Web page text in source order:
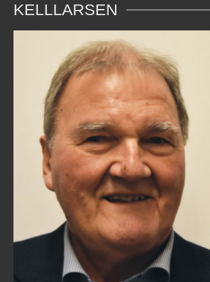
KELLLARSEN